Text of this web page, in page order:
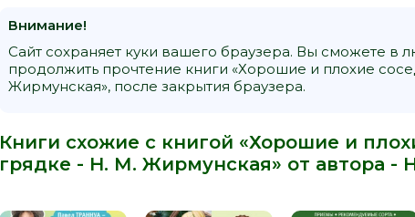
Внимание!
Сайт сохраняет куки вашего браузера. Вы сможете в
продолжить прочтение книги «Хорошие и плохие
Жирмунская», после закрытия браузера.
Книги схожие с книгой «Хорошие и
грядке - Н. М. Жирмунская» от автора -